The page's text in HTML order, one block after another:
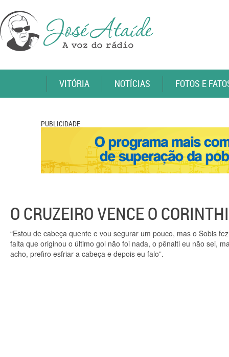
VITÓRIA NOTÍCIAS FOTOS E
PUBLICIDADE
O CRUZEIRO VENCE O
“Estou de cabeça quente e vou segurar um pouco, mas o Sobis
falta que originou o último gol não foi nada, o pênalti eu não sei,
acho, prefiro esfriar a cabeça e depois eu falo”.